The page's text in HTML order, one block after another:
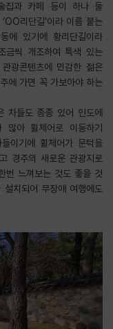
집과 카페 등이 하나 둘
리단길’이라 이름 붙는
에 있기에 황리단길이라
금씩 개조하여 특색 있는
광콘텐츠에 민감한 젊은
에 가면 꼭 가보아야 하는
차들도 종종 있어 인도에
아 휠체어로 이동하기
이기에 휠체어가 문턱을
경주의 새로운 관광지로
번 느껴보는 것도 좋을 것
치되어 무장애 여행에도